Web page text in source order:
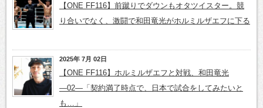
【ONE FF116】前蹴りでダウンもオタツイスター。競
り合いでなく、激闘で和田竜光がホルミルザエフに下る
2025年 7月 02日
【ONE FF116】ホルミルザエフと対戦、和田竜光
―02―「契約満了時点で、日本で試合をしてみたいと
も…」